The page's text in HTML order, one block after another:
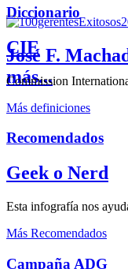
José F.
más...
Diccionario
CIE
Commission
Más definiciones
Recomendados
Geek o Nerd
Esta infografía nos
Más Recomendados
Campaña ADG